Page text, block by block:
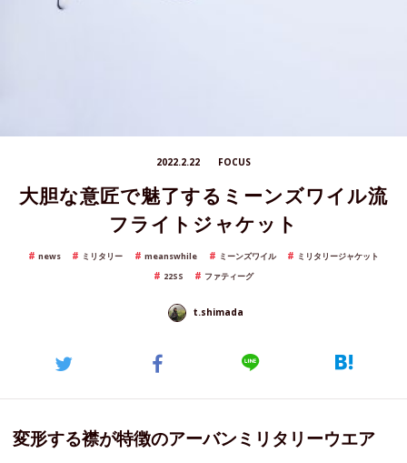
2022.2.22 FOCUS
大胆な意匠で魅了するミーンズワイル流
フライトジャケット
news ミリタリー meanswhile ミーンズワイル
ミリタリージャケット
22SS
ファティーグ
t.shimada
変形する襟が特徴のアーバンミリタリーウエア